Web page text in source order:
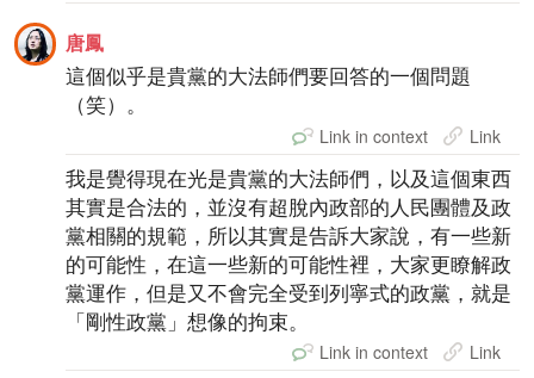
唐鳳
這個似乎是貴黨的大法師們要回答的一個問題
（笑）。
Link in context Link
我是覺得現在光是貴黨的大法師們，以及這個東西
其實是合法的，並沒有超脫內政部的人民團體及政
黨相關的規範，所以其實是告訴大家說，有一些新
的可能性，在這一些新的可能性裡，大家更瞭解政
黨運作，但是又不會完全受到列寧式的政黨，就是
「剛性政黨」想像的拘束。
Link in context Link